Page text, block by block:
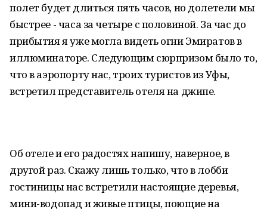
полет будет длиться пять часов, но долетели мы
быстрее - часа за четыре с половиной. За час до
прибытия я уже могла видеть огни Эмиратов в
иллюминаторе. Следующим сюрпризом было то,
что в аэропорту нас, троих туристов из Уфы,
встретил представитель отеля на джипе.
Об отеле и его радостях напишу, наверное, в
другой раз. Скажу лишь только, что в лобби
гостиницы нас встретили настоящие деревья,
мини-водопад и живые птицы, поющие на